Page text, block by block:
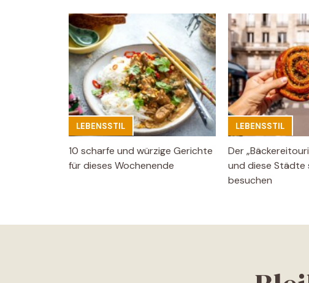
LEBENSSTIL
10 scharfe und würzige Gerichte
für dieses Wochenende
LEBENSSTIL
Der
und diese Städte
besuchen